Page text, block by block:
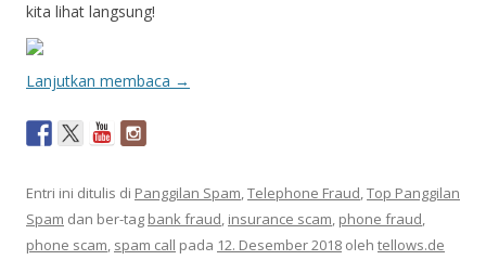
kita lihat langsung!
Lanjutkan membaca →
Entri ini ditulis di Panggilan Spam,Telephone Fraud,Top Panggilan
Spam dan ber-tag bank fraud, insurance scam, phone fraud,
phone scam, spam call pada 12. Desember 2018 oleh tellows.de